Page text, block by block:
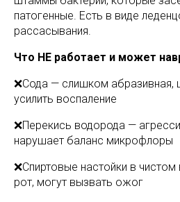
патогенные. Есть в виде
рассасывания.
Что НЕ работает и может
❌Сода — слишком абразивная,
усилить воспаление
❌Перекись водорода —
нарушает баланс микрофлоры
❌Спиртовые настойки в
рот, могут вызвать ожог